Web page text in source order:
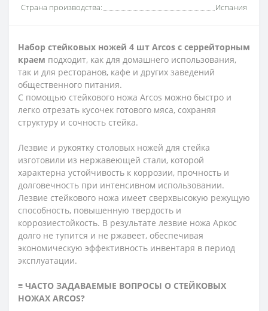
Страна производства:
Испания
Набор стейковых ножей 4 шт Arcos с серрейторным
краем подходит, как для домашнего использования,
так и для ресторанов, кафе и других заведений
общественного питания.
С помощью стейкового ножа Arcos можно быстро и
легко отрезать кусочек готового мяса, сохраняя
структуру и сочность стейка.
Лезвие и рукоятку столовых ножей для стейка
изготовили из нержавеющей стали, которой
характерна устойчивость к коррозии, прочность и
долговечность при интенсивном использовании.
Лезвие стейкового ножа имеет сверхвысокую режущую
способность, повышенную твердость и
коррозиестойкость. В результате лезвие ножа Аркос
долго не тупится и не ржавеет, обеспечивая
экономическую эффективность инвентаря в период
эксплуатации.
≡ ЧАСТО ЗАДАВАЕМЫЕ ВОПРОСЫ О СТЕЙКОВЫХ
НОЖАХ ARCOS?